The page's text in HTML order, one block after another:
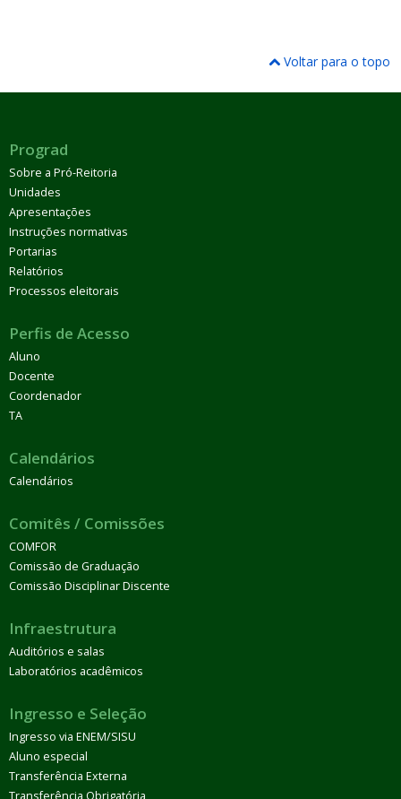
Voltar para o topo
Prograd
Sobre a Pró-Reitoria
Unidades
Apresentações
Instruções normativas
Portarias
Relatórios
Processos eleitorais
Perfis de Acesso
Aluno
Docente
Coordenador
TA
Calendários
Calendários
Comitês / Comissões
COMFOR
Comissão de Graduação
Comissão Disciplinar Discente
Infraestrutura
Auditórios e salas
Laboratórios acadêmicos
Ingresso e Seleção
Ingresso via ENEM/SISU
Aluno especial
Transferência Externa
Transferência Obrigatória